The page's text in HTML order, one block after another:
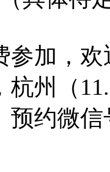
参加，
州（
约微信